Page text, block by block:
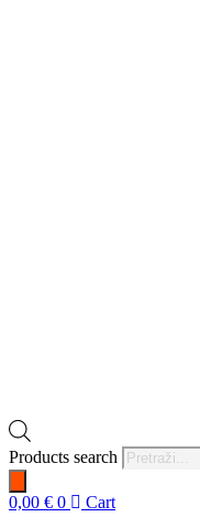
Products search
0,00 € 0
Cart